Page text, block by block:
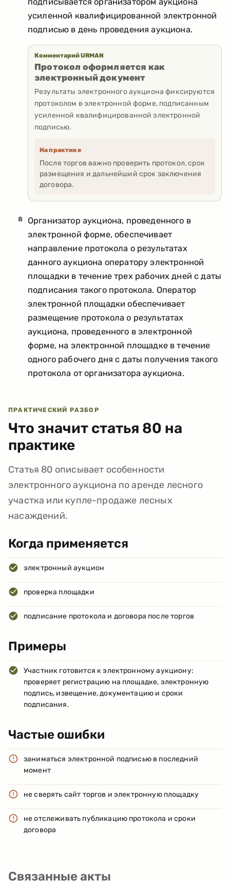
подписывается организатором аукциона
усиленной квалифицированной электронной
подписью в день проведения аукциона.
Комментарий URMAN
Протокол оформляется как
электронный документ
Результаты электронного аукциона фиксируются
протоколом в электронной форме, подписанным
усиленной квалифицированной электронной
подписью.
На практике
После торгов важно проверить протокол, срок
размещения и дальнейший срок заключения
договора.
8
Организатор аукциона, проведенного в
электронной форме, обеспечивает
направление протокола о результатах
данного аукциона оператору электронной
площадки в течение трех рабочих дней с даты
подписания такого протокола. Оператор
электронной площадки обеспечивает
размещение протокола о результатах
аукциона, проведенного в электронной
форме, на электронной площадке в течение
одного рабочего дня с даты получения такого
протокола от организатора аукциона.
ПРАКТИЧЕСКИЙ РАЗБОР
Что значит статья 80 на
практике
Статья 80 описывает особенности
электронного аукциона по аренде лесного
участка или купле-продаже лесных
насаждений.
Когда применяется
электронный аукцион
проверка площадки
подписание протокола и договора после торгов
Примеры
Участник готовится к электронному аукциону:
проверяет регистрацию на площадке, электронную
подпись, извещение, документацию и сроки
подписания.
Частые ошибки
заниматься электронной подписью в последний
момент
не сверять сайт торгов и электронную площадку
не отслеживать публикацию протокола и сроки
договора
Связанные акты